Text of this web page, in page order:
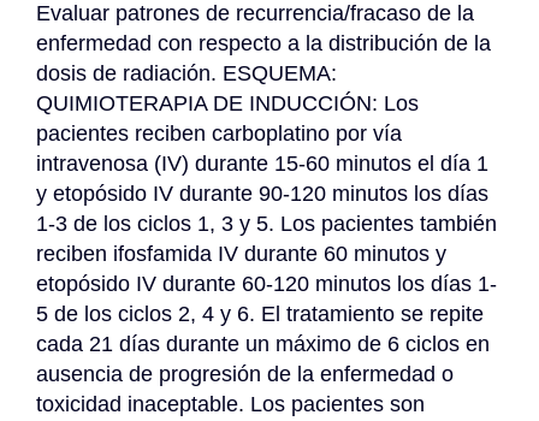
Evaluar patrones de recurrencia/fracaso de la
enfermedad con respecto a la distribución de la
dosis de radiación. ESQUEMA:
QUIMIOTERAPIA DE INDUCCIÓN: Los
pacientes reciben carboplatino por vía
intravenosa (IV) durante 15-60 minutos el día 1
y etopósido IV durante 90-120 minutos los días
1-3 de los ciclos 1, 3 y 5. Los pacientes también
reciben ifosfamida IV durante 60 minutos y
etopósido IV durante 60-120 minutos los días 1-
5 de los ciclos 2, 4 y 6. El tratamiento se repite
cada 21 días durante un máximo de 6 ciclos en
ausencia de progresión de la enfermedad o
toxicidad inaceptable. Los pacientes son